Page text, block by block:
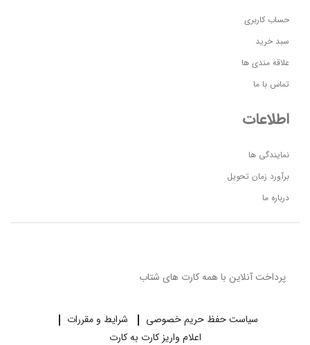
حساب کاربری
سبد خرید
علاقه مندی ها
تماس با ما
اطلاعات
نمایندگی ها
برآورد زمان تحویل
درباره ما
پرداخت آنلاین با همه کارت های شتاب
سیاست حفظ حریم خصوصی
شرایط و مقررات
اعلام واریز کارت به کارت